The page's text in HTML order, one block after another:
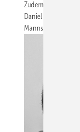
Zudem verstärkt
Daniel Marsch als
Mannschaft am